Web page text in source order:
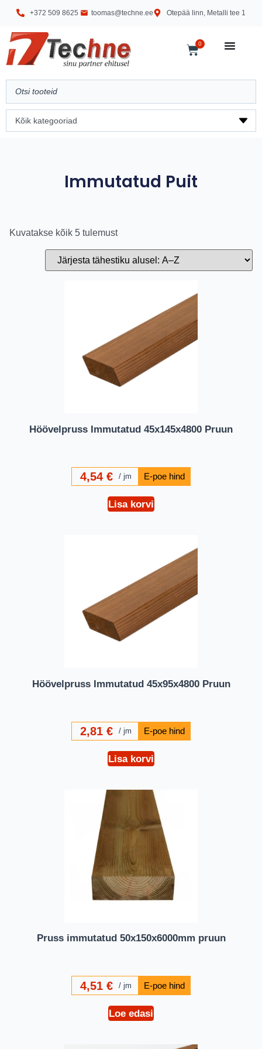
+372 509 8625 toomas@techne.ee Otepää linn, Metalli tee 1
0
Immutatud Puit
Kuvatakse kõik 5 tulemust
Höövelpruss Immutatud 45x145x4800 Pruun
4,54 € jm
Lisa korvi
Höövelpruss Immutatud 45x95x4800 Pruun
2,81 € jm
Lisa korvi
Pruss immutatud 50x150x6000mm pruun
4,51 € jm
Loe edasi